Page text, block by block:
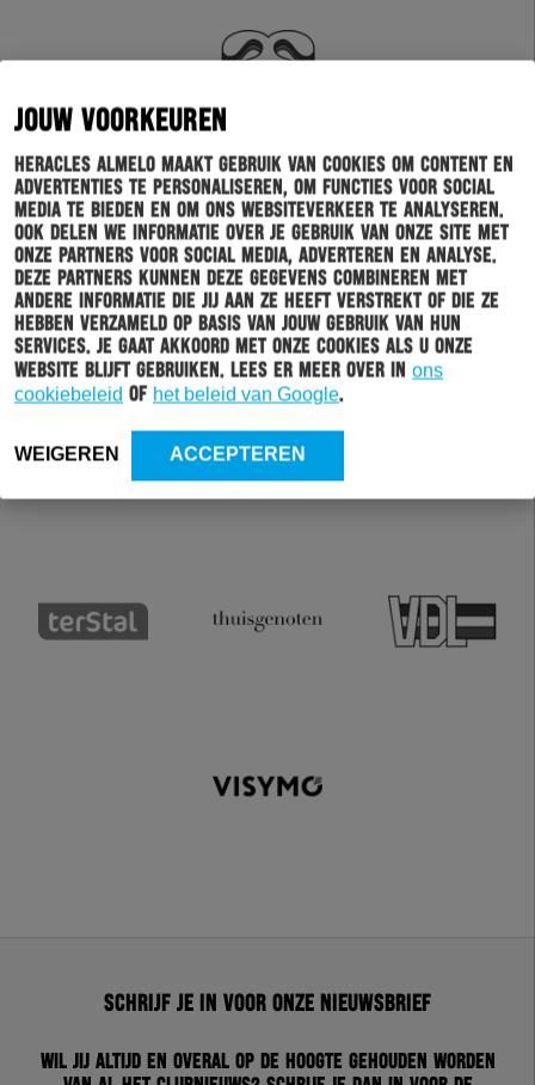
JOUW VOORKEUREN
Heracles Almelo maakt gebruik van cookies om content en
advertenties te personaliseren, om functies voor social
media te bieden en om ons websiteverkeer te analyseren.
Ook delen we informatie over je gebruik van onze site met
onze partners voor social media, adverteren en analyse.
Deze partners kunnen deze gegevens combineren met
andere informatie die jij aan ze heeft verstrekt of die ze
hebben verzameld op basis van jouw gebruik van hun
services. Je gaat akkoord met onze cookies als u onze
website blijft gebruiken. Lees er meer over in ons
cookiebeleid of het beleid van Google.
WEIGEREN ACCEPTEREN
Schrijf je in voor onze nieuwsbrief
Wil jij altijd en overal op de hoogte gehouden worden